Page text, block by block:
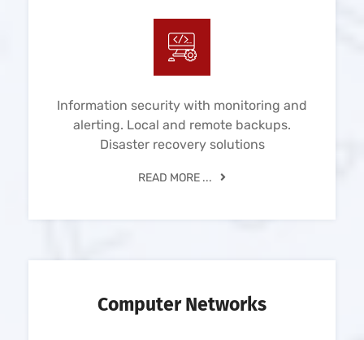
Information security with monitoring and
alerting. Local and remote backups.
Disaster recovery solutions
READ MORE ...
Computer Networks